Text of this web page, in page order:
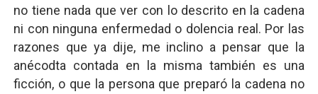
no tiene nada que ver con lo descrito en la cadena
ni con ninguna enfermedad o dolencia real. Por las
razones que ya dije, me inclino a pensar que la
anécodta contada en la misma también es una
ficción, o que la persona que preparó la cadena no